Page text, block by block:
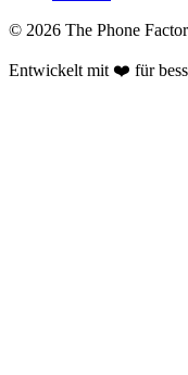
© 2026 The Phone
Entwickelt mit ❤️ für